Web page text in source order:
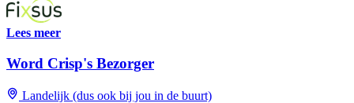
Lees meer
Word Crisp's Bezorger
Landelijk (dus ook bij jou in de buurt)